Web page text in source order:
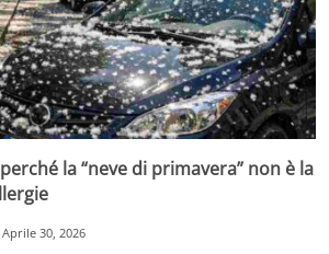
la “neve di primavera” non è la
Aprile 30, 2026